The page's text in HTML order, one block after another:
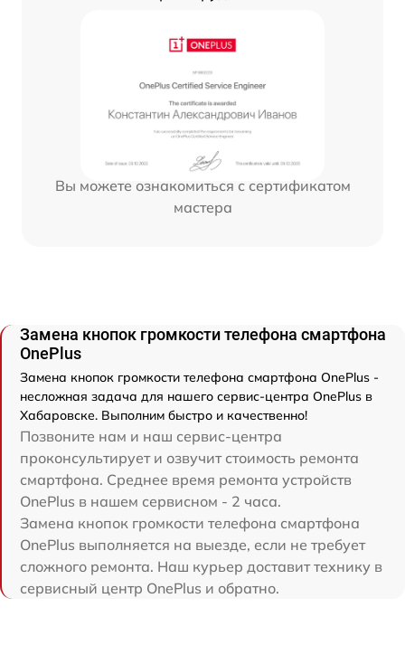
Вы можете ознакомиться с сертификатом
мастера
Замена кнопок громкости телефона смартфона
OnePlus
Замена кнопок громкости телефона смартфона OnePlus -
несложная задача для нашего сервис-центра OnePlus в
Хабаровске. Выполним быстро и качественно!
Позвоните нам и наш сервис-центра
проконсультирует и озвучит стоимость ремонта
смартфона. Среднее время ремонта устройств
OnePlus в нашем сервисном - 2 часа.
Замена кнопок громкости телефона смартфона
OnePlus выполняется на выезде, если не требует
сложного ремонта. Наш курьер доставит технику в
сервисный центр OnePlus и обратно.